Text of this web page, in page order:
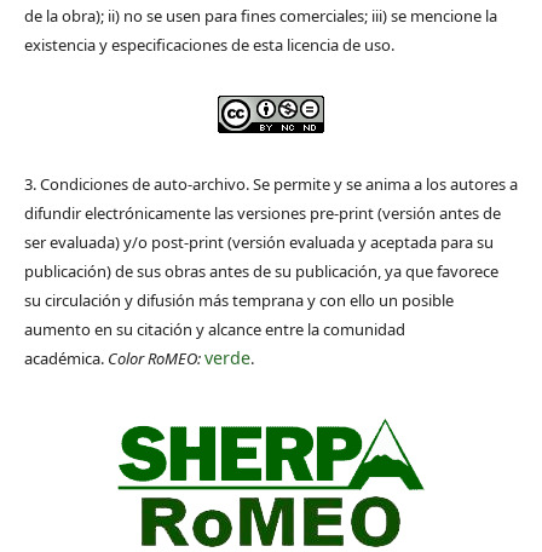
de la obra); ii) no se usen para fines comerciales; iii) se mencione la
existencia y especificaciones de esta licencia de uso.
3. Condiciones de auto-archivo. Se permite y se anima a los autores a
difundir electrónicamente las versiones pre-print (versión antes de
ser evaluada) y/o post-print (versión evaluada y aceptada para su
publicación) de sus obras antes de su publicación, ya que favorece
su circulación y difusión más temprana y con ello un posible
aumento en su citación y alcance entre la comunidad
académica. Color RoMEO:verde.